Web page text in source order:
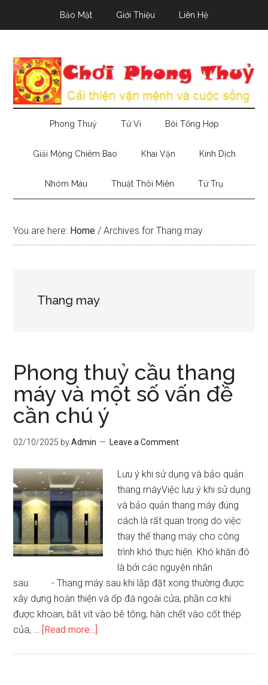
Bảo Mật Giới Thiệu Liên Hệ
Phong Thuỷ Tử Vi Bói Tổng Hợp
Giải Mộng Chiêm Bao Khai Vận Kinh Dịch
Nhóm Máu Thuật Thôi Miên Tứ Trụ
You are here: Home / Archives for Thang may
Thang may
Phong thuỷ cầu thang
máy và một số vấn đề
cần chú ý
02/10/2025 byAdmin Leave a Comment
Lưu ý khi sử dụng và bảo quản
thang máyViệc lưu ý khi sử dụng
và bảo quản thang máy đúng
cách là rất quan trọng do việc
thay thế thang máy cho công
trình khó thực hiện. Khó khăn đó
là bởi các nguyên nhân
sau: - Thang máy sau khi lắp đặt xong thường được
xây dựng hoàn thiện và ốp đá ngoài cửa, phần cơ khí
được khoan, bắt vít vào bê tông, hàn chết vào cốt thép
của, … [Read more...]